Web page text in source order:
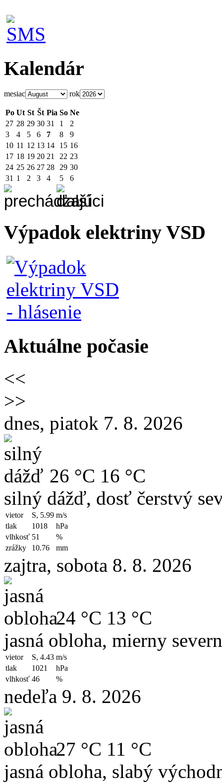
Kalendár
mesiac rok
Po Ut St Št Pia So Ne
27 28 29 30 31 1
2
3
4 5 6 7 8
9
10 11 12 13 14 15 16
17 18 19 20 21 22 23
24 25 26 27 28 29 30
31 1 2 3 4 5 6
Výpadok elektriny VSD
Aktuálne počasie
<<
>>
dnes, piatok 7. 8. 2026
26 °C 16 °C
silný dážď, dosť čerstvý
vietor S, 5.99 m/s
tlak
1018
hPa
vlhkosť 51
%
zrážky
10.76 mm
zajtra, sobota 8. 8. 2026
24 °C 13 °C
jasná obloha, mierny
vietor S, 4.43 m/s
tlak
1021
hPa
vlhkosť 46 %
nedeľa 9. 8. 2026
27 °C 11 °C
jasná obloha, slabý